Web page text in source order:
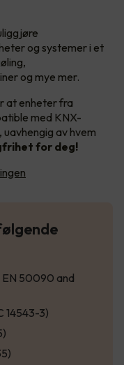
og systemer i et
og mye mer.
at enheter fra
med KNX-
av hvem
for deg!
EN 50090 and
14543-3)